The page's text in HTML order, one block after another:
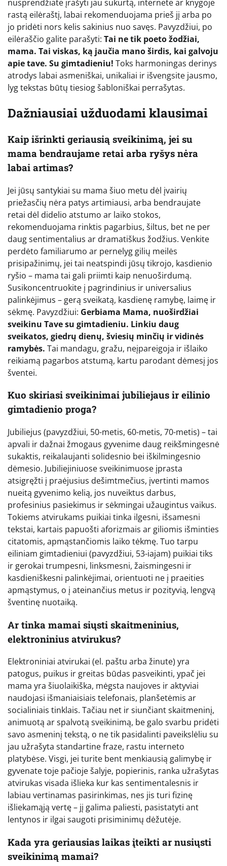
nusprendžiate įrašyti jau sukurtą, internete ar knygoje
rastą eilėraštį, labai rekomenduojama prieš jį arba po
jo pridėti nors kelis sakinius nuo savęs. Pavyzdžiui, po
eilėraščio galite parašyti: Tai ne tik poeto žodžiai,
mama. Tai viskas, ką jaučia mano širdis, kai galvoju
apie tave. Su gimtadieniu! Toks harmoningas derinys
atrodys labai asmeniškai, unikaliai ir išvengsite jausmo,
lyg tekstas būtų tiesiog šabloniškai perrašytas.
Dažniausiai užduodami klausimai
Kaip išrinkti geriausią sveikinimą, jei su
mama bendraujame retai arba ryšys nėra
labai artimas?
Jei jūsų santykiai su mama šiuo metu dėl įvairių
priežasčių nėra patys artimiausi, arba bendraujate
retai dėl didelio atstumo ar laiko stokos,
rekomenduojama rinktis pagarbius, šiltus, bet ne per
daug sentimentalius ar dramatiškus žodžius. Venkite
perdėto familiarumo ar pernelyg gilių meilės
prisipažinimų, jei tai neatspindi jūsų tikrojo, kasdienio
ryšio – mama tai gali priimti kaip nenuoširdumą.
Susikoncentruokite į pagrindinius ir universalius
palinkėjimus – gerą sveikatą, kasdienę ramybę, laimę ir
sėkmę. Pavyzdžiui: Gerbiama Mama, nuoširdžiai
sveikinu Tave su gimtadieniu. Linkiu daug
sveikatos, giedrų dienų, šviesių minčių ir vidinės
ramybės. Tai mandagu, gražu, neįpareigoja ir išlaiko
reikiamą pagarbos atstumą, kartu parodant dėmesį jos
šventei.
Kuo skiriasi sveikinimai jubiliejaus ir eilinio
gimtadienio proga?
Jubiliejus (pavyzdžiui, 50-metis, 60-metis, 70-metis) – tai
apvali ir dažnai žmogaus gyvenime daug reikšmingesnė
sukaktis, reikalaujanti solidesnio bei iškilmingesnio
dėmesio. Jubiliejiniuose sveikinimuose įprasta
atsigręžti į praėjusius dešimtmečius, įvertinti mamos
nueitą gyvenimo kelią, jos nuveiktus darbus,
profesinius pasiekimus ir sėkmingai užaugintus vaikus.
Tokiems atvirukams puikiai tinka ilgesni, išsamesni
tekstai, kartais papuošti aforizmais ar giliomis išminties
citatomis, apmąstančiomis laiko tėkmę. Tuo tarpu
eiliniam gimtadieniui (pavyzdžiui, 53-iajam) puikiai tiks
ir gerokai trumpesni, linksmesni, žaismingesni ir
kasdieniškesni palinkėjimai, orientuoti ne į praeities
apmąstymus, o į ateinančius metus ir pozityvią, lengvą
šventinę nuotaiką.
Ar tinka mamai siųsti skaitmeninius,
elektroninius atvirukus?
Elektroniniai atvirukai (el. paštu arba žinute) yra
patogus, puikus ir greitas būdas pasveikinti, ypač jei
mama yra šiuolaikiška, mėgsta naujoves ir aktyviai
naudojasi išmaniaisiais telefonais, planšetėmis ar
socialiniais tinklais. Tačiau net ir siunčiant skaitmeninį,
animuotą ar spalvotą sveikinimą, be galo svarbu pridėti
savo asmeninį tekstą, o ne tik pasidalinti paveikslėliu su
jau užrašyta standartine fraze, rastu interneto
platybėse. Visgi, jei turite bent menkiausią galimybę ir
gyvenate toje pačioje šalyje, popierinis, ranka užrašytas
atvirukas visada išlieka kur kas sentimentalesnis ir
labiau vertinamas pasirinkimas, nes jis turi fizinę
išliekamąją vertę – jį galima paliesti, pasistatyti ant
lentynos ir ilgai saugoti prisiminimų dėžutėje.
Kada yra geriausias laikas įteikti ar nusiųsti
sveikinimą mamai?